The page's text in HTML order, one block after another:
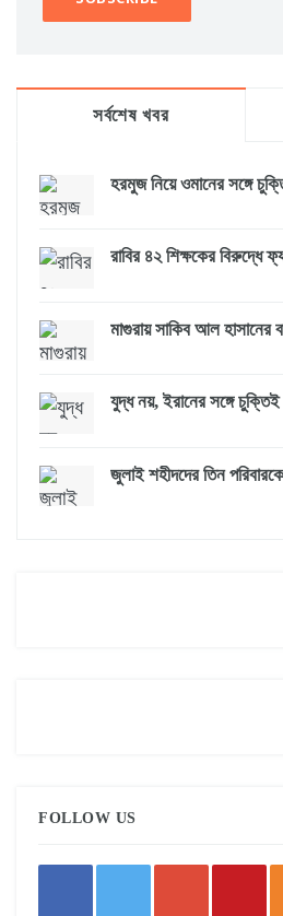
সর্বশেষ খবর
হরমুজ নিয়ে ওমানের সঙ্গে
রাবির ৪২ শিক্ষকের বিরুদ্ধে
মাগুরায় সাকিব আল হাসানের
যুদ্ধ নয়, ইরানের সঙ্গে
জুলাই শহীদদের তিন
FOLLOW US